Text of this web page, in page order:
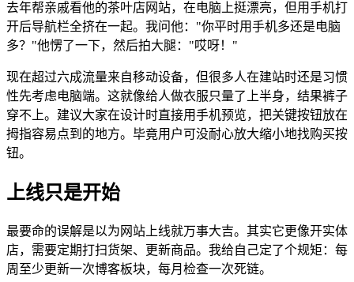
去年帮亲戚看他的茶叶店网站，在电脑上挺漂亮，但用手机打
开后导航栏全挤在一起。我问他："你平时用手机多还是电脑
多？"他愣了一下，然后拍大腿："哎呀！"
现在超过六成流量来自移动设备，但很多人在建站时还是习惯
性先考虑电脑端。这就像给人做衣服只量了上半身，结果裤子
穿不上。建议大家在设计时直接用手机预览，把关键按钮放在
拇指容易点到的地方。毕竟用户可没耐心放大缩小地找购买按
钮。
上线只是开始
最要命的误解是以为网站上线就万事大吉。其实它更像开实体
店，需要定期打扫货架、更新商品。我给自己定了个规矩：每
周至少更新一次博客板块，每月检查一次死链。